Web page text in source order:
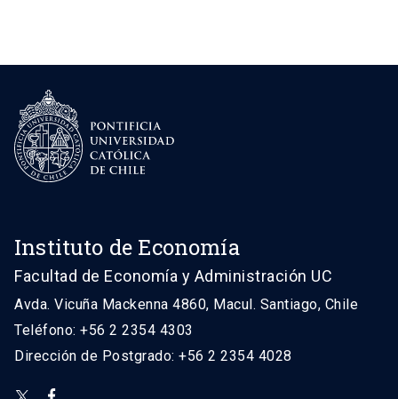
Instituto de Economía
Facultad de Economía y Administración UC
Avda. Vicuña Mackenna 4860, Macul. Santiago, Chile
Teléfono: +56 2 2354 4303
Dirección de Postgrado: +56 2 2354 4028